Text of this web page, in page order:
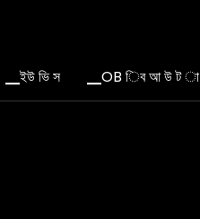
▁ইউ ভি স ▁OB িব আ উ ট া